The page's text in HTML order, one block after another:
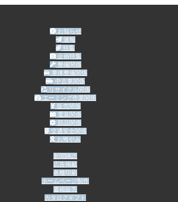
お知らせ
速報
特集
企画特集
整備関係
車体整備関係
中古車関係
リサイクル関係
エーミング作業関係
販売関係
電装関係
部品関係
交通安全関係
お悔やみ
新聞購読
広告掲載
各種印刷
ホームページ制作
書籍販売
カタログギフト